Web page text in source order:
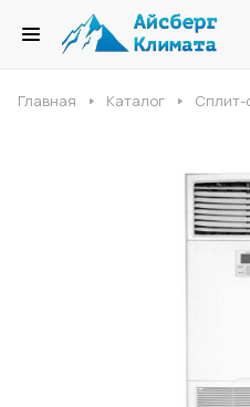
Главная Каталог Сплит-